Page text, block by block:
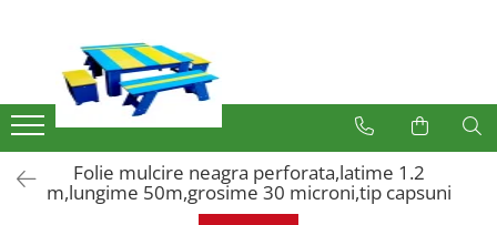
Produse
Mobilier Exterior
Articole pentru gradina
Atomizoare
Folie mulcire neagra perforata,latime 1.2
m,lungime 50m,grosime 30 microni,tip capsuni